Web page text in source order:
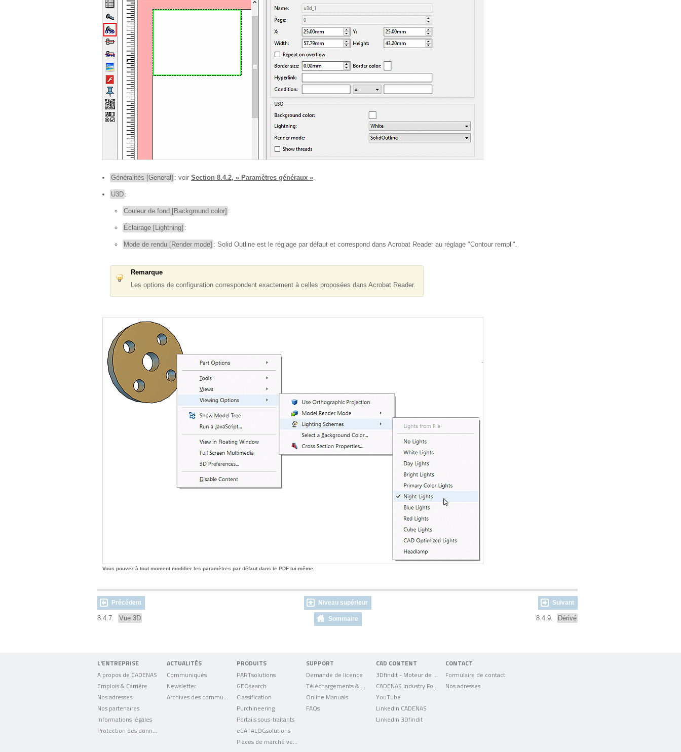
Généralités [General] : voir Section 8.4.2, « Paramètres généraux ».
U3D :
Couleur de fond [Background color] :
Éclairage [Lightning] :
Mode de rendu [Render mode] : Solid Outline est le réglage par défaut et correspond dans Acrobat Reader au réglage "Contour rempli".
Remarque
Les options de configuration correspondent exactement à celles proposées dans Acrobat Reader.
Vous pouvez à tout moment modifier les paramètres par défaut dans le PDF lui-même.
Précédent Niveau supérieur Suivant
8.4.7. Vue 3D Sommaire 8.4.9. Dérivé
L'ENTREPRISE
A propos de CADENAS
Emplois & Carrière
Nos adresses
Nos partenaires
Informations légales
ACTUALITÉS
Communiqués
Newsletter
PRODUITS
PARTsolutions
GEOsearch
Classification
Purchineering
Portails sous-traitants
eCATALOGsolutions
SUPPORT
Demande de licence
Online Manuals
FAQs
CAD CONTENT
YouTube
LinkedIn CADENAS
LinkedIn 3Dfindit
CONTACT
Formulaire de contact
Nos adresses